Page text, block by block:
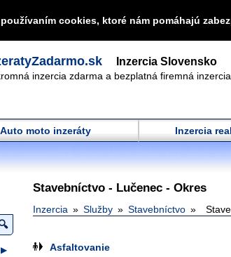
cookies, ktoré nám pomáhajú
Inzercia Slovensko
inzercia zdarma a bezplatná firemná inzercia
Auto moto inzeráty Inzercia
Stavebníctvo - Lučenec - Okres
Inzercia Služby Stavebníctvo
Asfaltovanie
▶